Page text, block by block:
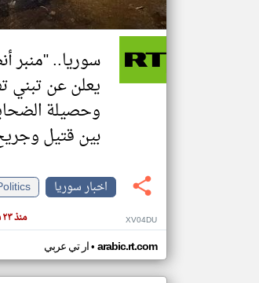
سوريا.. "منبر
يعلن عن تبني
بين قتيل
اخبار سوريا
منذ ٢٣ ساعة XV04DU
ار تي عربي• arabic.rt.com